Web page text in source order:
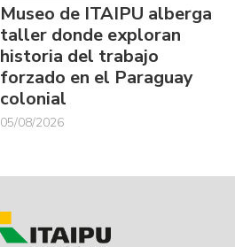
Museo de ITAIPU alberga
taller donde exploran
historia del trabajo
forzado en el Paraguay
colonial
05/08/2026